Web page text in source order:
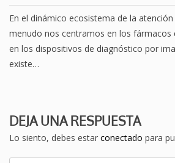
En el dinámico ecosistema de la
menudo nos centramos en los fármacos
en los dispositivos de diagnóstico por
existe…
DEJA UNA RESPUESTA
Lo siento, debes estar conectado para